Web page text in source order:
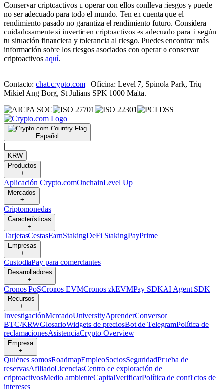
Conservar criptoactivos u operar con ellos conlleva riesgos y puede
no ser adecuado para todo el mundo. Ten en cuenta que el
rendimiento pasado no garantiza el rendimiento futuro. Considera
cuidadosamente si invertir en criptoactivos es adecuado para ti según
tu situación financiera y tolerancia al riesgo. Puedes encontrar más
información sobre los riesgos asociados con operar o conservar
criptoactivos aquí.
Contacto: chat.crypto.com | Oficina: Level 7, Spinola Park, Triq
Mikiel Ang Borg, St Julians SPK 1000 Malta.
Español
|
KRW
Productos
+
Aplicación Crypto.comOnchainLevel Up
Mercados
+
Criptomonedas
Características
+
TarjetasCestasEarnStakingDeFi StakingPayPrime
Empresas
+
CustodiaPay para comerciantes
Desarrolladores
+
Cronos PoSCronos EVMCronos zkEVMPay SDKAI Agent SDK
Recursos
+
InvestigaciónMercadoUniversityAprenderConversor
BTC/KRWGlosarioWidgets de preciosBot de TelegramPolítica de
reclamacionesAsistenciaCrypto Overview
Empresa
+
Quiénes somosRoadmapEmpleoSociosSeguridadPrueba de
reservasAfiliadoLicenciasCentro de exploración de
criptoactivosMedio ambienteCapitalVerificarPolítica de conflictos de
intereses